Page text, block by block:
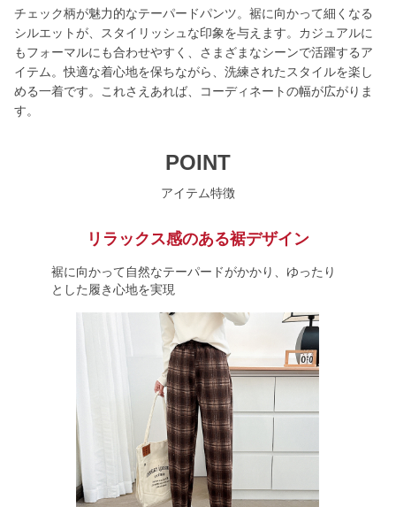
チェック柄が魅力的なテーパードパンツ。裾に向かって細くなる
シルエットが、スタイリッシュな印象を与えます。カジュアルに
もフォーマルにも合わせやすく、さまざまなシーンで活躍するア
イテム。快適な着心地を保ちながら、洗練されたスタイルを楽し
める一着です。これさえあれば、コーディネートの幅が広がりま
す。
POINT
アイテム特徴
リラックス感のある裾デザイン
裾に向かって自然なテーパードがかかり、ゆったり
とした履き心地を実現